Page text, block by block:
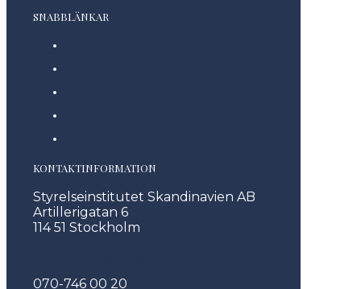
SNABBLÄNKAR
KONTAKTINFORMATION
Styrelseinstitutet Skandinavien AB
Artillerigatan 6
114 51 Stockholm
070-746 00 20